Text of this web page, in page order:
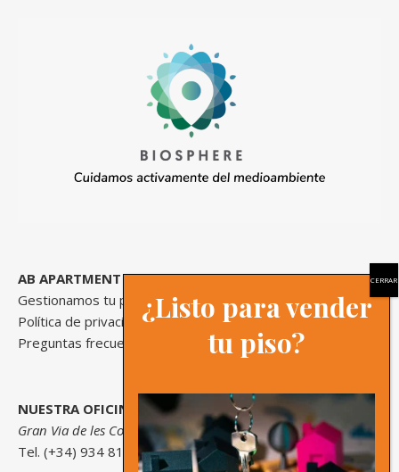
AB APARTMENT BARCELONA
Gestionamos tu propiedad
Política de privacidad
Preguntas frecuentes
NUESTRA OFICINA
Gran Via de les Corts Catalanes, 558 Bajos, 08011, Barcelona
Tel. (+34) 934 813 577
¿Listo para vender
tu piso?